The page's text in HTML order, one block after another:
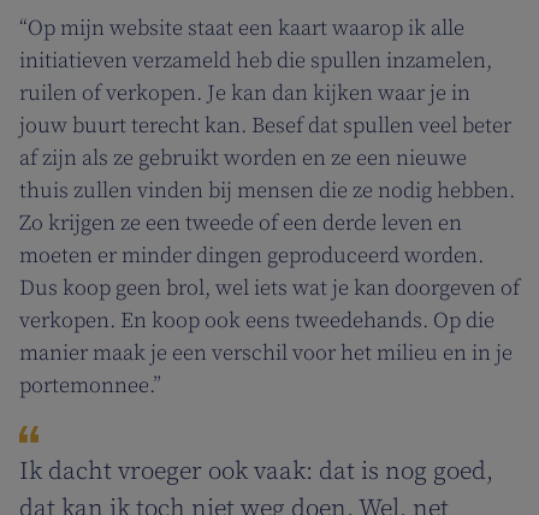
“Op mijn website staat een kaart waarop ik alle
initiatieven verzameld heb die spullen inzamelen,
ruilen of verkopen. Je kan dan kijken waar je in
jouw buurt terecht kan. Besef dat spullen veel beter
af zijn als ze gebruikt worden en ze een nieuwe
thuis zullen vinden bij mensen die ze nodig hebben.
Zo krijgen ze een tweede of een derde leven en
moeten er minder dingen geproduceerd worden.
Dus koop geen brol, wel iets wat je kan doorgeven of
verkopen. En koop ook eens tweedehands. Op die
manier maak je een verschil voor het milieu en in je
portemonnee.”
Ik dacht vroeger ook vaak: dat is nog goed,